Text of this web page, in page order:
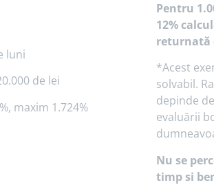
luni
de lei
maxim 1.724%
Pentru
12%
returnată
*Acest
solvabil.
depinde
evaluării
Nu se
timp si